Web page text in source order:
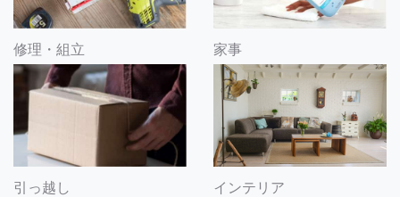
修理・組立 家事
引っ越し インテリア